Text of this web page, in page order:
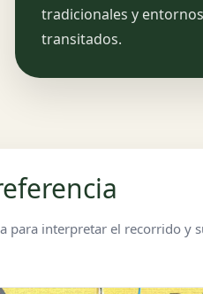
tradicionales y
transitados.
para interpretar el recorrido y